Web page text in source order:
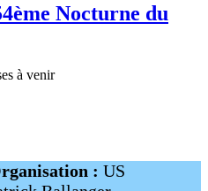
Nocturne du
à venir
: US